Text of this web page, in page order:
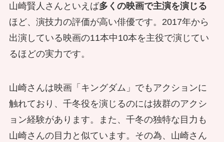
山崎賢人さんといえば多くの映画で主演を演じる
ほど、演技力の評価が高い俳優です。2017年から
出演している映画の11本中10本を主役で演じてい
るほどの実力です。
山崎さんは映画「キングダム」でもアクションに
触れており、千冬役を演じるのには抜群のアクシ
ョン経験があります。また、千冬の独特な目力も
山崎さんの目力と似ています。その為、山崎さん